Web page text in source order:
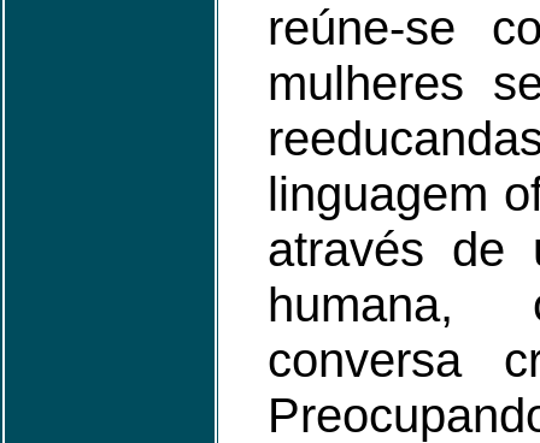
reúne-se
mulheres
linguagem
através de
conversa